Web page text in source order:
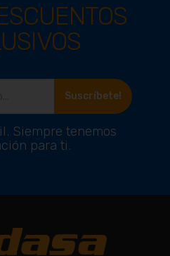
producto
Suscríbete!
Siempre tenemos
para ti.